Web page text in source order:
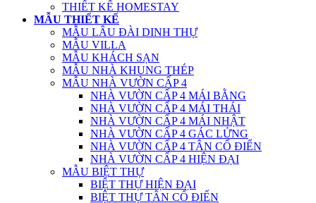
THIẾT KẾ HOMESTAY
MẪU THIẾT KẾ
MẪU LÂU ĐÀI DINH THỰ
MẪU VILLA
MẪU KHÁCH SẠN
MẪU NHÀ KHUNG THÉP
MẪU NHÀ VƯỜN CẤP 4
NHÀ VƯỜN CẤP 4 MÁI BẰNG
NHÀ VƯỜN CẤP 4 MÁI THÁI
NHÀ VƯỜN CẤP 4 MÁI NHẬT
NHÀ VƯỜN CẤP 4 GÁC LỬNG
NHÀ VƯỜN CẤP 4 TÂN CỔ ĐIỂN
NHÀ VƯỜN CẤP 4 HIỆN ĐẠI
MẪU BIỆT THỰ
BIỆT THỰ HIỆN ĐẠI
BIỆT THỰ TÂN CỔ ĐIỂN